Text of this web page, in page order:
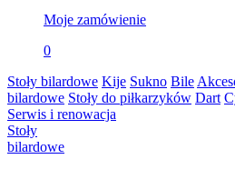
Moje zamówienie
0
Stoły bilardowe Kije Sukno Bile
bilardowe Stoły do piłkarzyków Dart
Serwis i renowacja
Stoły
bilardowe